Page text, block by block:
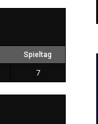
Spieltag
7